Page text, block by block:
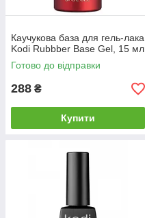
Каучукова база для гель-лака
Kodi Rubbber Base Gel, 15 мл
Готово до відправки
288 ₴
Купити